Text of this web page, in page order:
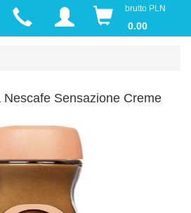
brutto PLN
0.00
Sensazione Creme